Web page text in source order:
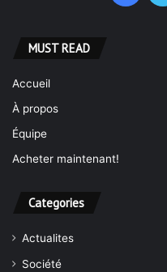
MUST READ
Accueil
À propos
Équipe
Acheter maintenant!
Categories
Actualites
Société